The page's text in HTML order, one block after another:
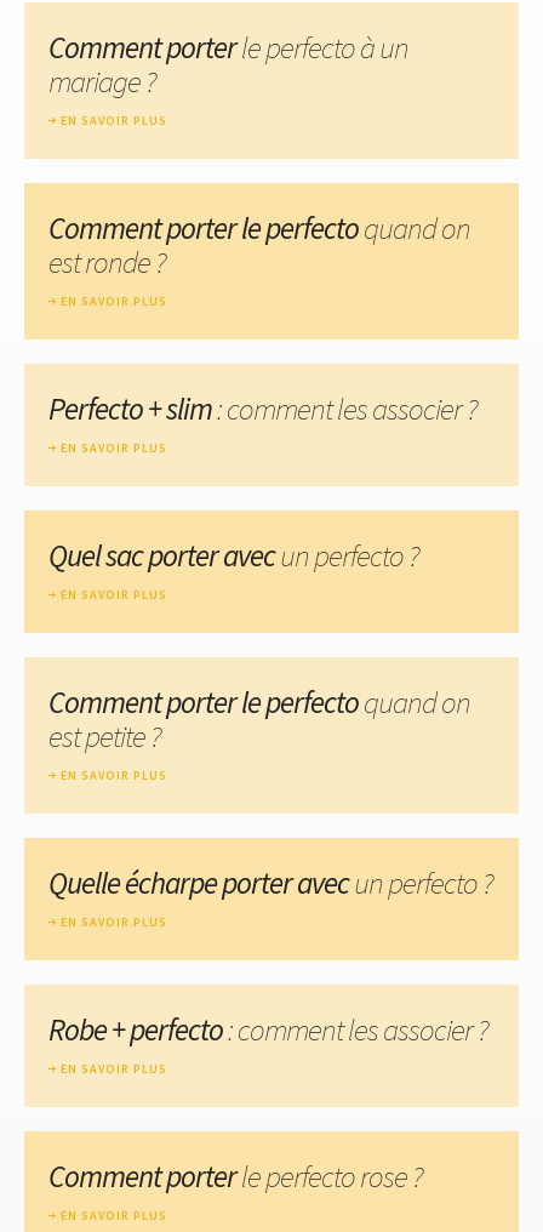
Comment porterle perfecto à un
mariage ?
EN SAVOIR PLUS
Comment porter le perfectoquand on
est ronde ?
EN SAVOIR PLUS
Perfecto + slim: comment les associer ?
EN SAVOIR PLUS
Quel sac porter avecun perfecto ?
EN SAVOIR PLUS
Comment porter le perfectoquand on
est petite ?
EN SAVOIR PLUS
Quelle écharpe porter avecun perfecto ?
EN SAVOIR PLUS
Robe + perfecto: comment les associer ?
EN SAVOIR PLUS
Comment porterle perfecto rose ?
EN SAVOIR PLUS